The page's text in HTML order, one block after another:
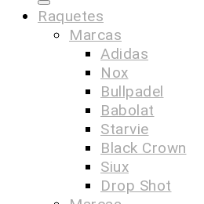
Raquetes
Marcas
Adidas
Nox
Bullpadel
Babolat
Starvie
Black Crown
Siux
Drop Shot